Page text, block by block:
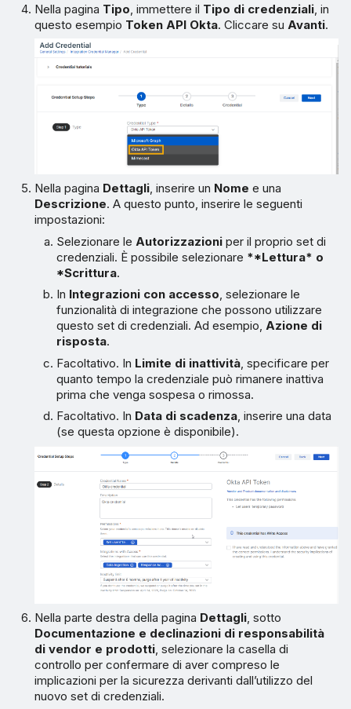
Nella pagina Tipo , immettere il Tipo di credenziali , in
questo esempio Token API Okta. Cliccare su Avanti.
Nella pagina Dettagli, inserire un Nome e una
Descrizione. A questo punto, inserire le seguenti
impostazioni:
Selezionare leAutorizzazioni per il proprio set di
credenziali. È possibile selezionare **Lettura* o
*Scrittura.
In Integrazioni con accesso, selezionare le
funzionalità di integrazione che possono utilizzare
questo set di credenziali. Ad esempio,Azione di
risposta.
Facoltativo. In Limite di inattività, specificare per
quanto tempo la credenziale può rimanere inattiva
prima che venga sospesa o rimossa.
Facoltativo. In Data di scadenza, inserire una data
(se questa opzione è disponibile).
Nella parte destra della pagina Dettagli, sotto
Documentazione e declinazioni di responsabilità
di vendor e prodotti, selezionare la casella di
controllo per confermare di aver compreso le
implicazioni per la sicurezza derivanti dall’utilizzo del
nuovo set di credenziali.